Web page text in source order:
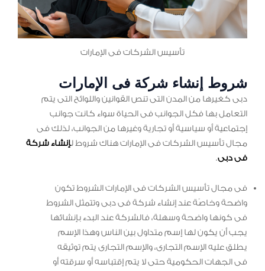
تأسيس الشركات فى الإمارات
شروط إنشاء شركة فى الإمارات
دبى كغيرها من المدن التى تنص القوانين واللوائح التى يتم
التعامل بها فكل الجوانب فى الحياة سواء كانت جوانب
إجتماعية أو سياسية أو تجارية وغيرها من الجوانب، لذلك فى
مجال تأسيس الشركات فى الإمارات هناك شروط لإنشاء شركة
فى دبى.
فى مجال تأسيس الشركات فى الإمارات الشروط تكون
واضحة وخاصًة عند إنشاء شركة فى دبى وتتمثل الشروط
فى كونها واضحة وسهلة، فالشركة عند البدء بإنشائها
يجب أن يكون لها إسم متداول بين الناس وهذا الإسم
يطلق عليه الإسم التجارى، والإسم التجارى يتم توثيقه
فى الجهات الحكومية حتى لا يتم إقتباسه أو سرقته أو